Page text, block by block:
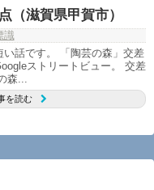
（滋賀県甲賀市）
識
話です。 「陶芸の森」交差
ストリートビュー。 交差
森...
を読む